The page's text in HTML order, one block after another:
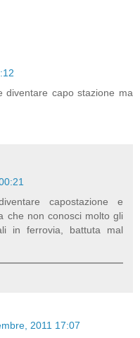
diventare capo stazione ma
capostazione e
che non conosci molto gli
in ferrovia, battuta mal
2011 17:07